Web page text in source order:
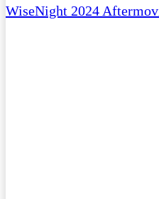
WiseNight 2024